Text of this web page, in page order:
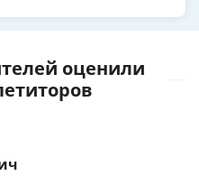
оценили